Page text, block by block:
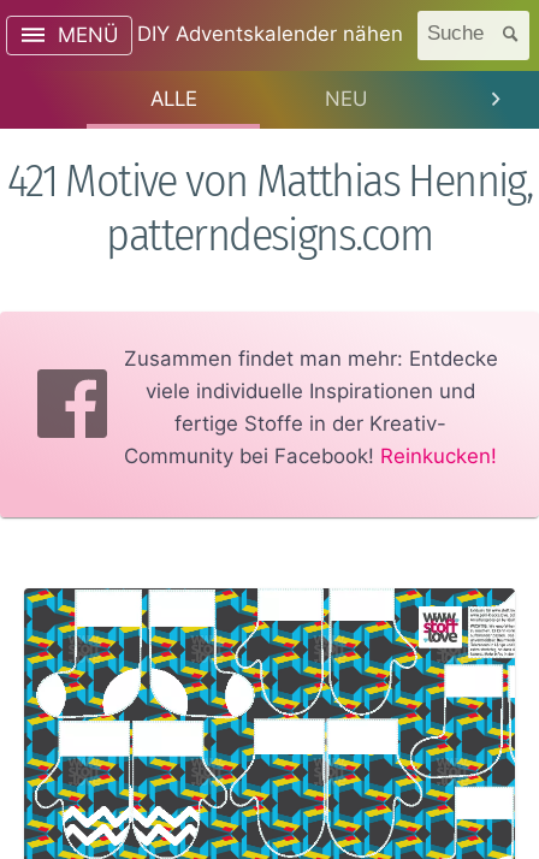
MENÜ DIY Adventskalender nähen Suche
ALLE NEU
421 Motive von Matthias Hennig,
patterndesigns.com
Zusammen findet man mehr: Entdecke
viele individuelle Inspirationen und
fertige Stoffe in der Kreativ-
Community bei Facebook! Reinkucken!